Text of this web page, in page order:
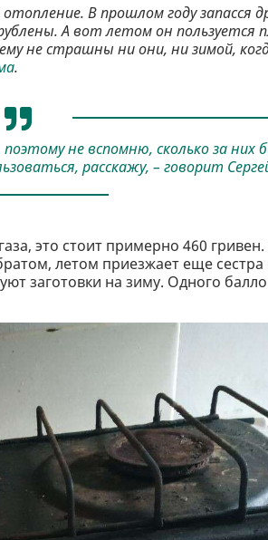
В прошлом году запасся
А вот летом он пользуется
не страшны ни они, ни зимой,
.
не вспомню, сколько за них
расскажу, – говорит
это стоит примерно 460
летом приезжает еще
заготовки на зиму. Одного